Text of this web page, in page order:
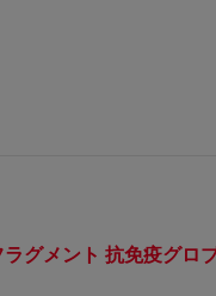
ラグメント 抗免疫グロ